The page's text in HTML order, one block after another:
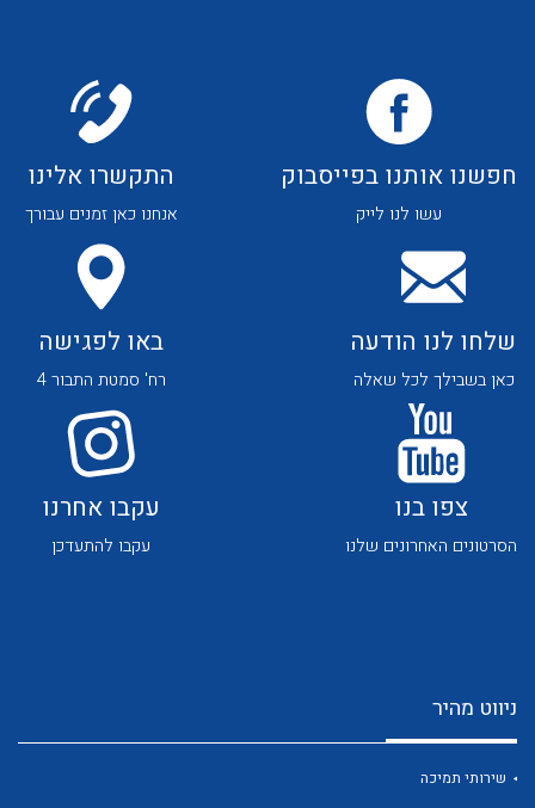
לכל מוצרי היצרן לכל מוצרי היצרן
חפשנו אותנו בפייסבוק
עשו לנו לייק
התקשרו אלינו
אנחנו כאן זמנים עבורך
שלחו לנו הודעה
כאן בשבילך לכל שאלה
באו לפגישה
רח' סמטת התבור 4
צפו בנו
הסרטונים האחרונים שלנו
עקבו אחרנו
עקבו להתעדכן
ניווט מהיר
שירותי תמיכה